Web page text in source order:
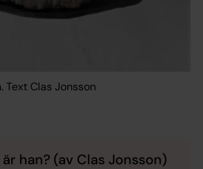
Text Clas Jonsson
är han? (av Clas Jonsson)